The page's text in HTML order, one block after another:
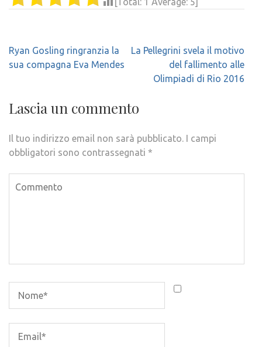
Navigazione
articoli
Ryan Gosling ringranzia la
sua compagna Eva Mendes
La Pellegrini svela il motivo
del fallimento alle
Olimpiadi di Rio 2016
Lascia un commento
Il tuo indirizzo email non sarà pubblicato. I campi
obbligatori sono contrassegnati *